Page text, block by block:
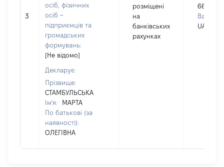
3
осіб, фізичних
осіб –
підприємців та
громадських
формувань:
[Не відомо]
Декларує:
Прізвище:
СТАМБУЛЬСЬКА
Ім'я:
МАРТА
По батькові (за
наявності):
ОЛЕГІВНА
розміщені
на
банківських
рахунках
66
Валюта:
UAH